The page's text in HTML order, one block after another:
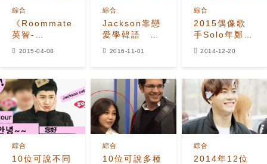
《Roommate2》
英智-
嫉妒？
綜合
2015-04-08
Jackson靠戀
愛學韓語
綜合
2016-11-01
2015偶像歌
手Solo年鄭容
綜合
2014-12-20
10位可說不同
綜合
10位可說多種
綜合
2014年12位
綜合